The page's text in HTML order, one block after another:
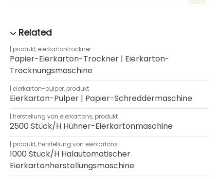
produkt, eierkartontrockner
Papier-Eierkarton-Trockner | Eierkarton-
Trocknungsmaschine
eierkarton-pulper, produkt
Eierkarton-Pulper | Papier-Schreddermaschine
herstellung von eierkartons, produkt
2500 Stück/h Hühner-Eierkartonmaschine
produkt, herstellung von eierkartons
1000 Stück/h Halautomatischer
Eierkartonherstellungsmaschine